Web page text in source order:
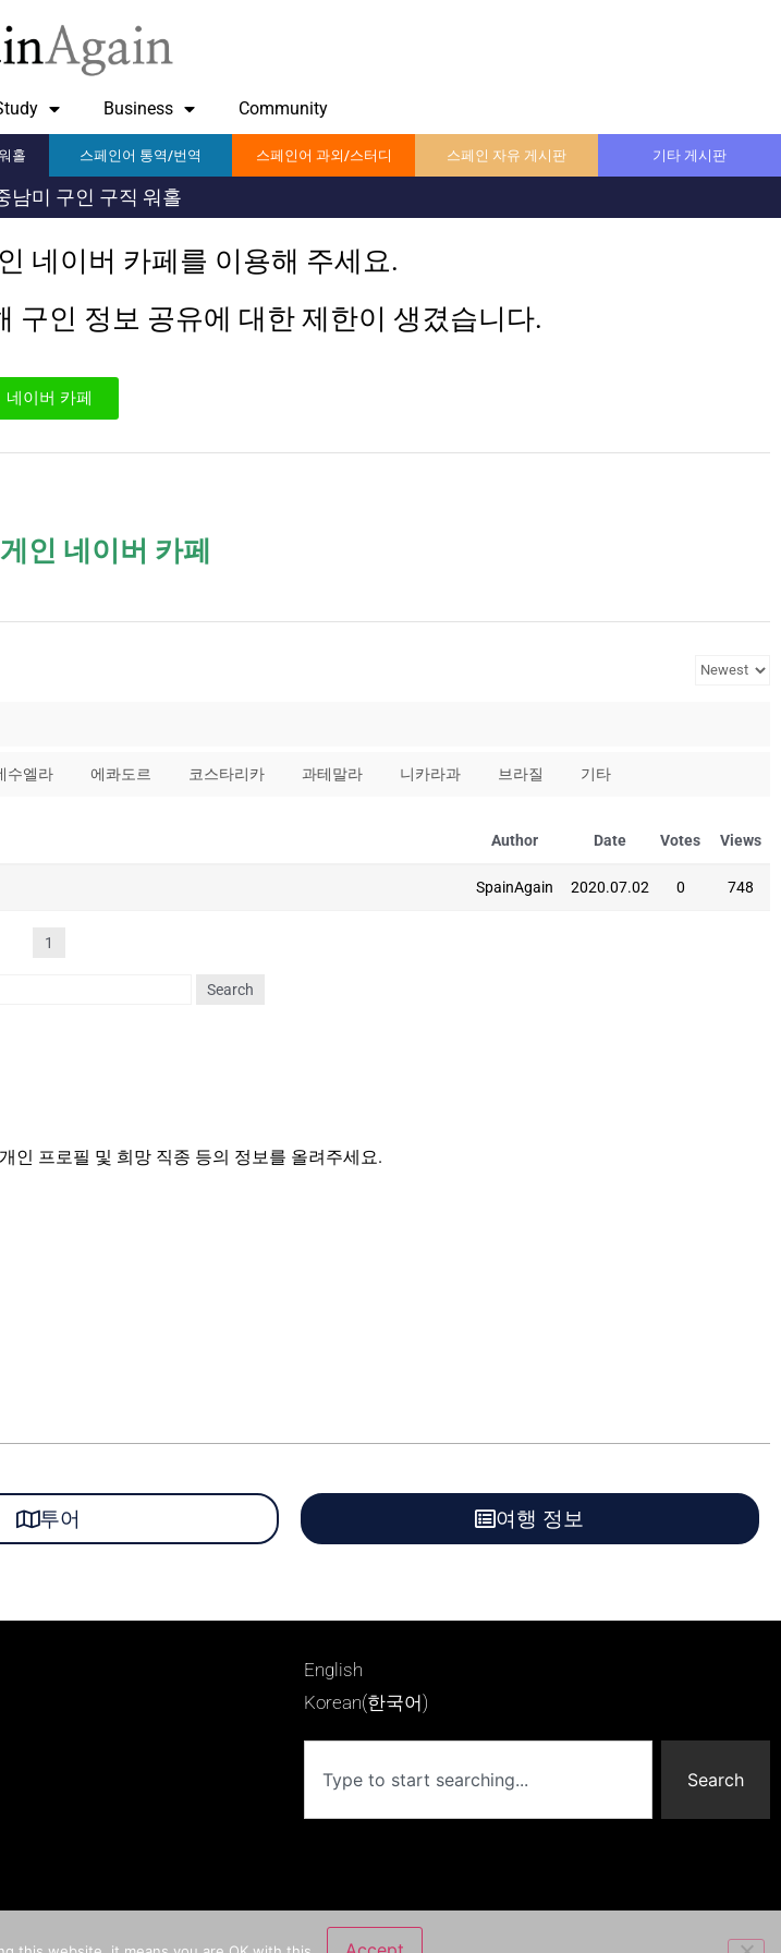
Business Community
홀 스페인어 통역/번역 스페인어 과외/스터디 스페인 자유 게시판 기타 게시판
남미 구인 구직 워홀
네이버 카페를 이용해 주세요.
구인 정보 공유에 대한 제한이 생겼습니다.
네이버 카페
인 네이버 카페
수엘라 에콰도르 코스타리카 과테말라 니카라과 브라질 기타
Author Date Votes Views
SpainAgain 2020.07.02 0 748
1
Search
인 프로필 및 희망 직종 등의 정보를 올려주세요.
투어 여행 정보
English
Korean(한국어)
Search